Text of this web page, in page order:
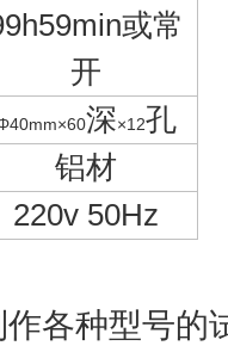
或常
开
深×12孔
铝材
220v 50Hz
各种型号的